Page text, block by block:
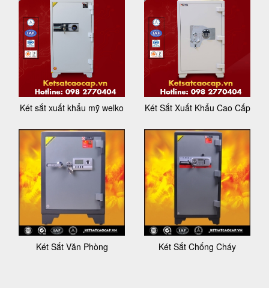
Két sắt xuất khẩu mỹ welko Két Sắt Xuất Khẩu Cao Cấp
Két Sắt Văn Phòng Két Sắt Chống Cháy